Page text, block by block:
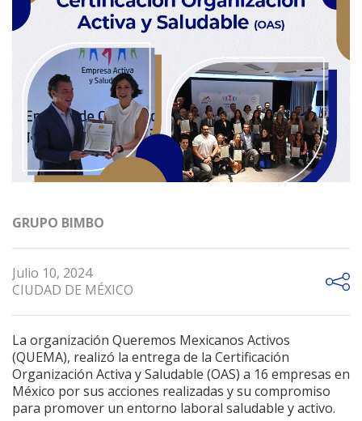
GRUPO BIMBO
Julio 10, 2024
CIUDAD DE MÉXICO
La organización Queremos Mexicanos Activos
(QUEMA), realizó la entrega de la Certificación
Organización Activa y Saludable (OAS) a 16 empresas en
México por sus acciones realizadas y su compromiso
para promover un entorno laboral saludable y activo.